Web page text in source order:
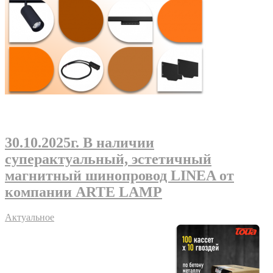
30.10.2025г. В наличии
суперактуальный, эстетичный
магнитный шинопровод LINEA от
компании ARTE LAMP
Актуальное